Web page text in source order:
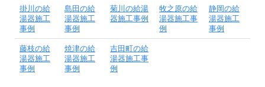
掛川の給
湯器施工
事例
島田の給
湯器施工
事例
菊川の給湯
器施工事例
牧之原の給
湯器施工事
例
静岡の給
湯器施工
事例
藤枝の給
湯器施工
事例
焼津の給
湯器施工
事例
吉田町の給
湯器施工事
例